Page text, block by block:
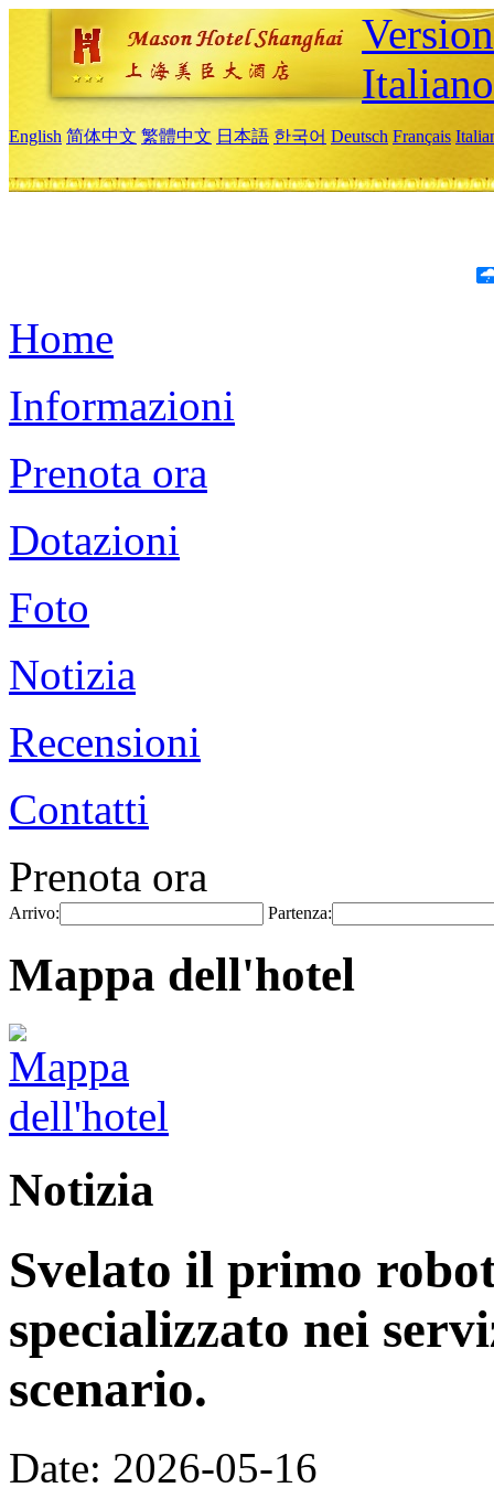
Italiano
English 简体中文 繁體中文 日本語 한국어 Deutsch Français
Home
Informazioni
Prenota ora
Dotazioni
Foto
Notizia
Recensioni
Contatti
Prenota ora
Arrivo: Partenza:
Mappa dell'hotel
Notizia
Svelato il primo
specializzato nei
scenario.
Date: 2026-05-16